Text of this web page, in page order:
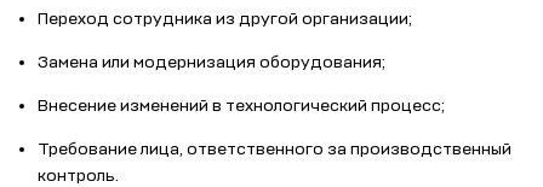
Переход сотрудника из другой организации;
Замена или модернизация оборудования;
Внесение изменений в технологический процесс;
Требование лица, ответственного за производственный
контроль.